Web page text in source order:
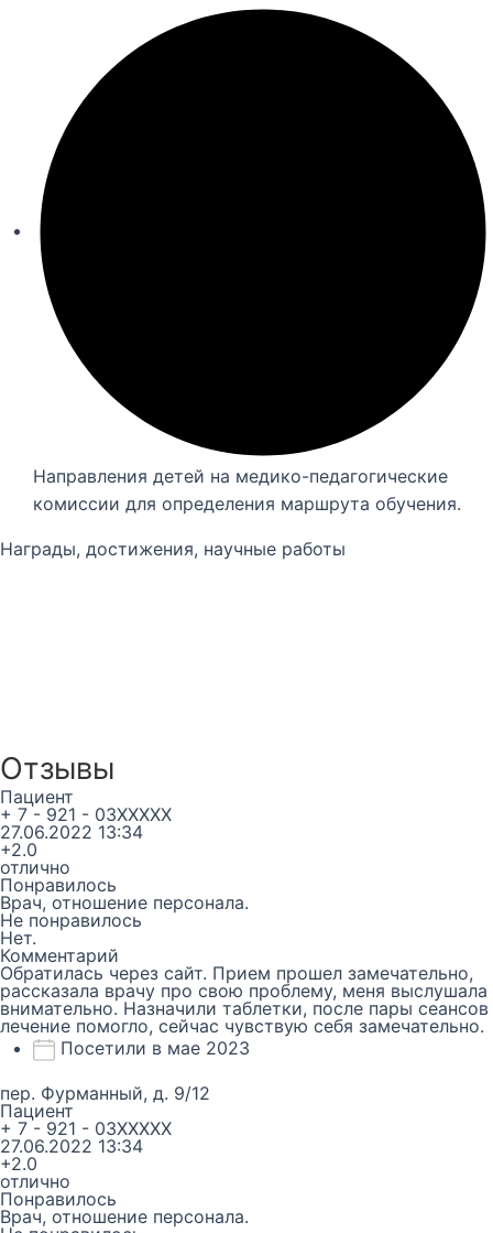
Направления детей на медико-педагогические
комиссии для определения маршрута обучения.
Награды, достижения, научные работы
Отзывы
Пациент
+ 7 - 921 - 03XXXXX
27.06.2022 13:34
+2.0
отлично
Понравилось
Врач, отношение персонала.
Не понравилось
Нет.
Комментарий
Обратилась через сайт. Прием прошел замечательно,
рассказала врачу про свою проблему, меня выслушала
внимательно. Назначили таблетки, после пары сеансов
лечение помогло, сейчас чувствую себя замечательно.
Посетили в мае 2023
пер. Фурманный, д. 9/12
Пациент
+ 7 - 921 - 03XXXXX
27.06.2022 13:34
+2.0
отлично
Понравилось
Врач, отношение персонала.